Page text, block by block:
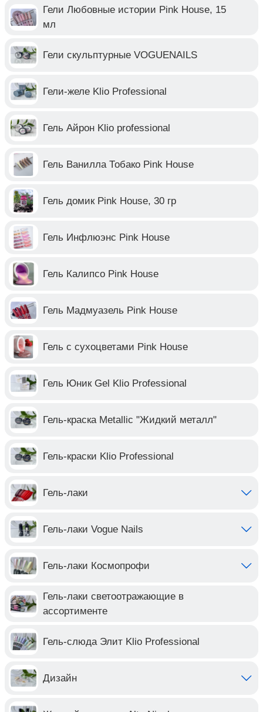
Гели Любовные истории Pink House, 15
мл
Гели скульптурные VOGUENAILS
Гели-желе Klio Professional
Гель Айрон Klio professional
Гель Ванилла Тобако Pink House
Гель домик Pink House, 30 гр
Гель Инфлюэнс Pink House
Гель Калипсо Pink House
Гель Мадмуазель Pink House
Гель с сухоцветами Pink House
Гель Юник Gel Klio Professional
Гель-краска Metallic "Жидкий металл"
Гель-краски Klio Professional
Гель-лаки
Гель-лаки Vogue Nails
Гель-лаки Космопрофи
Гель-лаки светоотражающие в
ассортименте
Гель-слюда Элит Klio Professional
Дизайн